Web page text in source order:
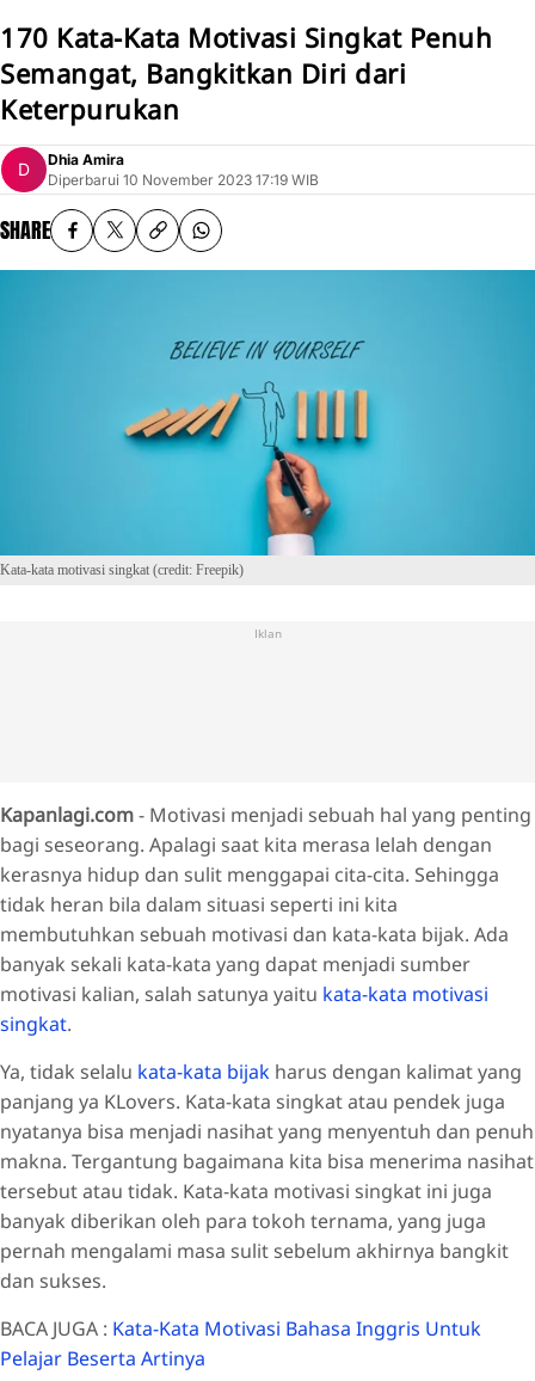
170 Kata-Kata Motivasi Singkat Penuh
Semangat, Bangkitkan Diri dari
Keterpurukan
Dhia Amira
Diperbarui 10 November 2023 17:19 WIB
SHARE
Kata-kata motivasi singkat (credit: Freepik)
Iklan
Kapanlagi.com- Motivasi menjadi sebuah hal yang penting
bagi seseorang. Apalagi saat kita merasa lelah dengan
kerasnya hidup dan sulit menggapai cita-cita. Sehingga
tidak heran bila dalam situasi seperti ini kita
membutuhkan sebuah motivasi dan kata-kata bijak. Ada
banyak sekali kata-kata yang dapat menjadi sumber
motivasi kalian, salah satunya yaitu kata-kata motivasi
singkat.
Ya, tidak selalu kata-kata bijak harus dengan kalimat yang
panjang ya KLovers. Kata-kata singkat atau pendek juga
nyatanya bisa menjadi nasihat yang menyentuh dan penuh
makna. Tergantung bagaimana kita bisa menerima nasihat
tersebut atau tidak. Kata-kata motivasi singkat ini juga
banyak diberikan oleh para tokoh ternama, yang juga
pernah mengalami masa sulit sebelum akhirnya bangkit
dan sukses.
BACA JUGA : Kata-Kata Motivasi Bahasa Inggris Untuk
Pelajar Beserta Artinya